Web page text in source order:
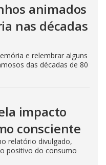
animados
nas décadas
e relembrar alguns
das décadas de 80
impacto
consciente
relatório divulgado,
positivo do consumo